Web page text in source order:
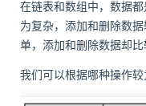
在链表和数组中，数据
为复杂，添加和删除数
单，添加和删除数据却比
我们可以根据哪种操作较